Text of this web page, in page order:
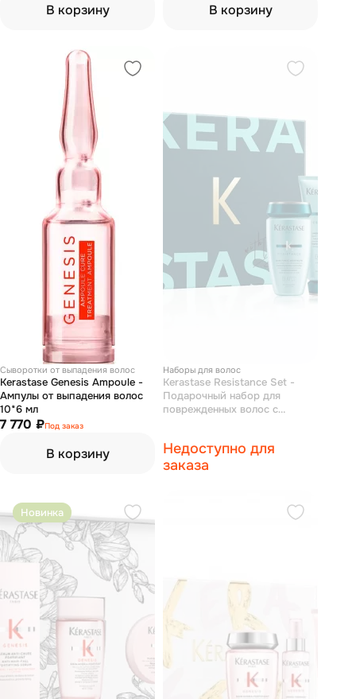
В корзину В корзину
Сыворотки от выпадения волос
Kerastase Genesis Ampoule -
Ампулы от выпадения волос
10*6 мл
7 770 ₽Под заказ
В корзину
Наборы для волос
Kerastase Resistance Set -
Подарочный набор для
поврежденных волос с
кондиционер 200 мл,
праймер 150 мл)
Недоступно для
заказа
Новинка